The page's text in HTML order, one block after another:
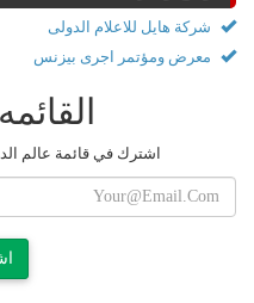
شركة هايل للاعلام الدولى
معرض ومؤتمر اجرى بيزنس
اشترك في قائمة عالم